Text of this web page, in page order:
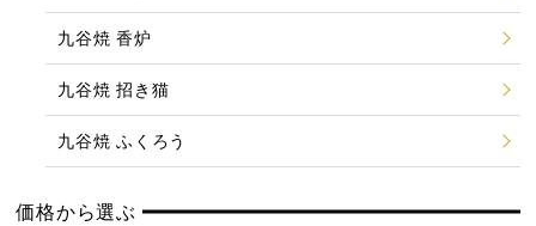
九谷焼 香炉
九谷焼 招き猫
九谷焼 ふくろう
価格から選ぶ